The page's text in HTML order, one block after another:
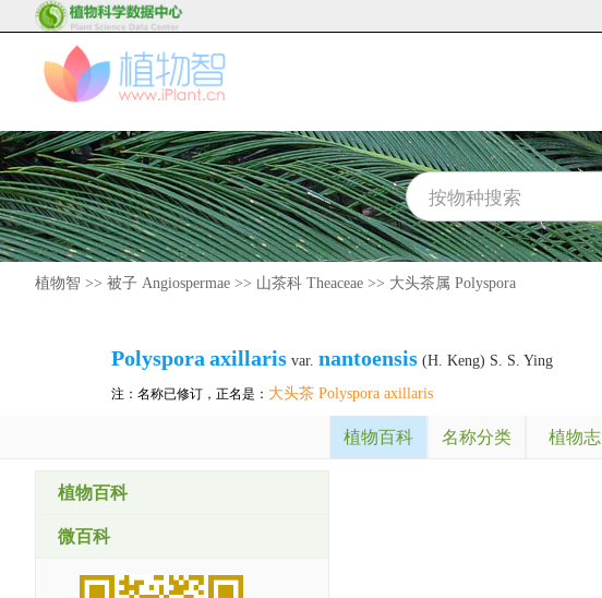
植物智 >> 被子 Angiospermae >> 山茶科 Theaceae >> 大头茶属 Polyspora
Polyspora axillaris var. nantoensis (H. Keng) S. S. Ying
注：名称已修订，正名是： 大头茶 Polyspora axillaris
植物百科 名称分类 植物志
植物百科
微百科